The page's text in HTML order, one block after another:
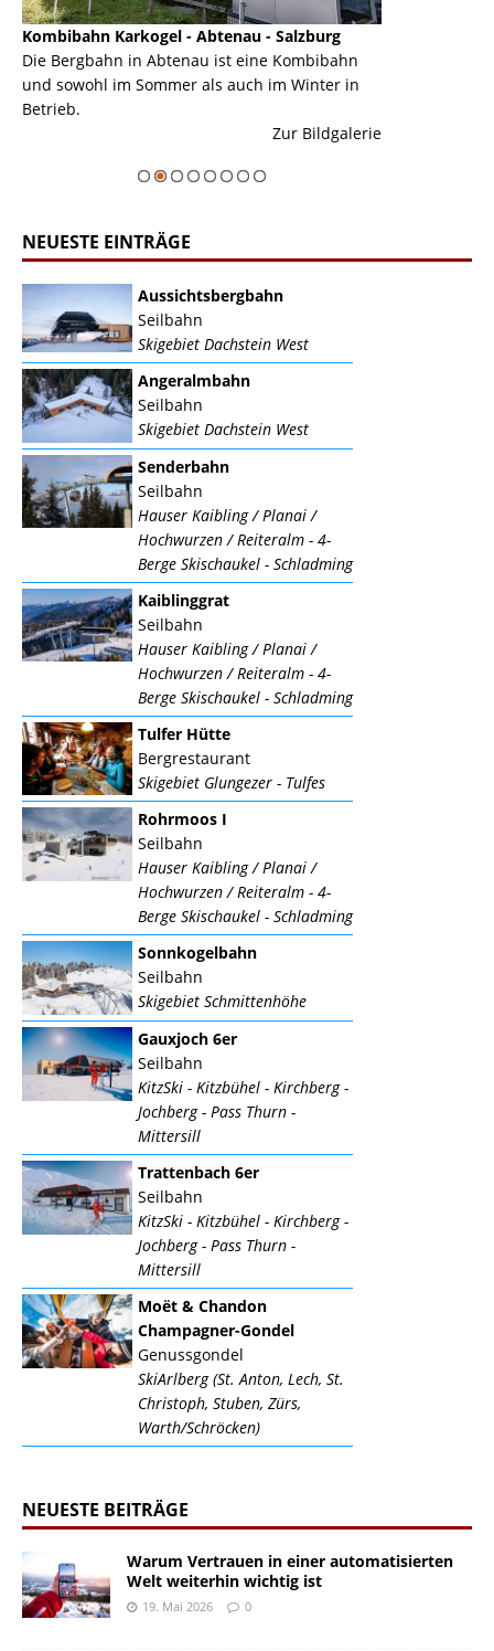
Kombibahn Karkogel - Abtenau - Salzburg
Die Bergbahn in Abtenau ist eine Kombibahn
und sowohl im Sommer als auch im Winter in
Betrieb.
Zur Bildgalerie
NEUESTE EINTRÄGE
Aussichtsbergbahn
Seilbahn
Skigebiet Dachstein West
Angeralmbahn
Seilbahn
Skigebiet Dachstein West
Senderbahn
Seilbahn
Hauser Kaibling / Planai /
Hochwurzen / Reiteralm - 4-
Berge Skischaukel - Schladming
Kaiblinggrat
Seilbahn
Hauser Kaibling / Planai /
Hochwurzen / Reiteralm - 4-
Berge Skischaukel - Schladming
Tulfer Hütte
Bergrestaurant
Skigebiet Glungezer - Tulfes
Rohrmoos I
Seilbahn
Hauser Kaibling / Planai /
Hochwurzen / Reiteralm - 4-
Berge Skischaukel - Schladming
Sonnkogelbahn
Seilbahn
Skigebiet Schmittenhöhe
Gauxjoch 6er
Seilbahn
KitzSki - Kitzbühel - Kirchberg -
Jochberg - Pass Thurn -
Mittersill
Trattenbach 6er
Seilbahn
KitzSki - Kitzbühel - Kirchberg -
Jochberg - Pass Thurn -
Mittersill
Moët & Chandon
Champagner-Gondel
Genussgondel
SkiArlberg (St. Anton, Lech, St.
Christoph, Stuben, Zürs,
Warth/Schröcken)
NEUESTE BEITRÄGE
Warum Vertrauen in einer automatisierten
Welt weiterhin wichtig ist
19. Mai 2026 0